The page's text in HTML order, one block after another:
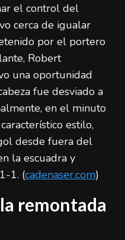
el control del
cerca de igualar
por el portero
Robert
una oportunidad
fue desviado a
en el minuto
estilo,
desde fuera del
la escuadra y
1. (cadenaser.com)
remontada